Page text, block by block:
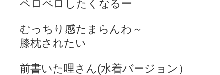
ペロペロしたくなるー
むっちり感たまらんわ～
膝枕されたい
前書いた哩さん(水着バージョン）